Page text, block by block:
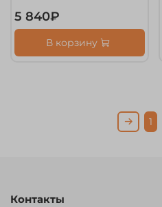
5 840₽
В корзину
1
Контакты